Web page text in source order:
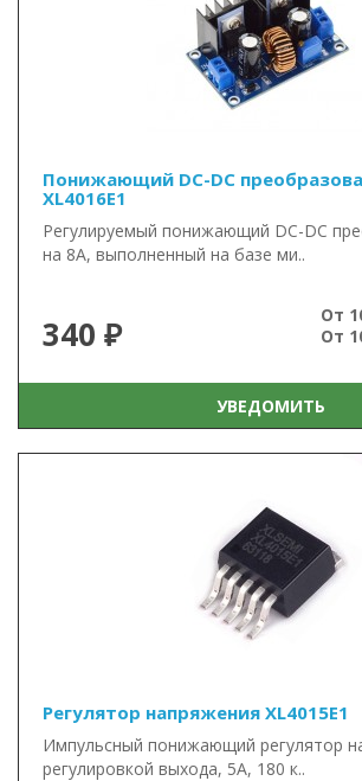
Понижающий DC-DC
XL4016E1
Регулируемый понижающий DC-DC
на 8А, выполненный на базе ми..
340 ₽
От
От
УВЕДОМИТЬ
Регулятор напряжения XL4015E1
Импульсный понижающий регулятор
регулировкой выхода, 5А, 180 к..